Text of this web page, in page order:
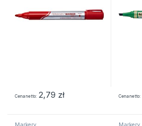
Cena netto 2,79 zł Cena netto